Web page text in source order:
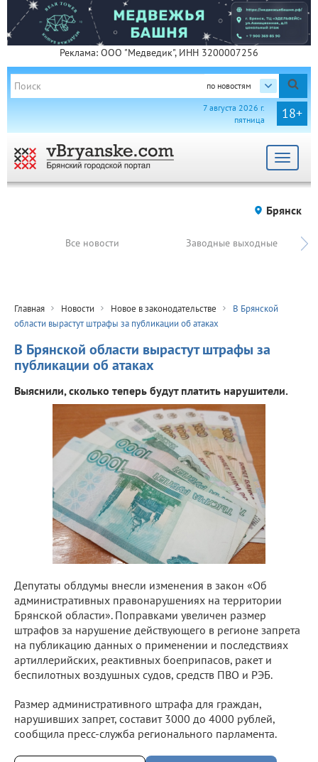
Реклама: ООО "Медведик", ИНН 3200007256
по новостям
18+
7 августа 2026 г.
пятница
Toggle
Брянск
Все новости Заводные выходные
Главная Новости Новое в законодательстве
В Брянской
области вырастут штрафы за публикации об атаках
В Брянской области вырастут штрафы за
публикации об атаках
Выяснили, сколько теперь будут платить нарушители.
Депутаты облдумы внесли изменения в закон «Об
административных правонарушениях на территории
Брянской области». Поправками увеличен размер
штрафов за нарушение действующего в регионе запрета
на публикацию данных о применении и последствиях
артиллерийских, реактивных боеприпасов, ракет и
беспилотных воздушных судов, средств ПВО и РЭБ.
Размер административного штрафа для граждан,
нарушивших запрет, составит 3000 до 4000 рублей,
сообщила пресс-служба регионального парламента.